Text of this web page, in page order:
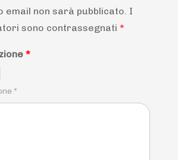
email non sarà pubblicato. I
sono contrassegnati *
*
*